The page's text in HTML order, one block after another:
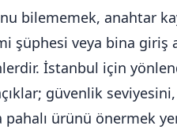
bilememek, anahtar
şüphesi veya bina giriş
İstanbul için
güvenlik seviyesini,
pahalı ürünü önermek